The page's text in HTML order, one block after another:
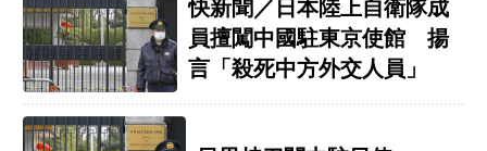
快新聞／日本陸上自衛隊成
員擅闖中國駐東京使館 揚
言「殺死中方外交人員」